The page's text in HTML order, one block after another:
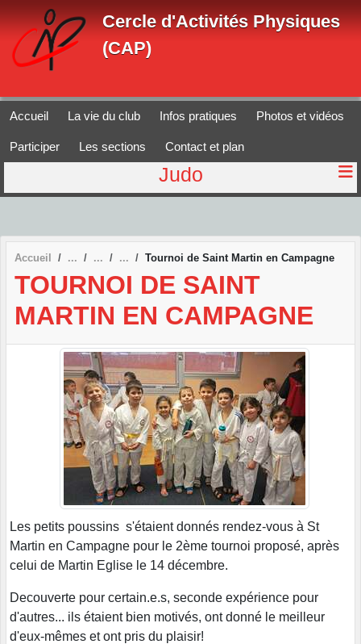
Cercle d'Activités Physiques
(CAP)
Accueil La vie du club Infos pratiques Photos et vidéos
Participer Les sections Contact et plan
Judo
Accueil Tournoi de Saint Martin en Campagne
TOURNOI DE SAINT
MARTIN EN CAMPAGNE
Les petits poussins s'étaient donnés rendez-vous à St
Martin en Campagne pour le 2ème tournoi proposé, après
celui de Martin Eglise le 14 décembre.
Decouverte pour certain.e.s, seconde expérience pour
d'autres... ils étaient bien motivés, ont donné le meilleur
d'eux-mêmes et ont pris du plaisir!
Panneau de gestion des cookies